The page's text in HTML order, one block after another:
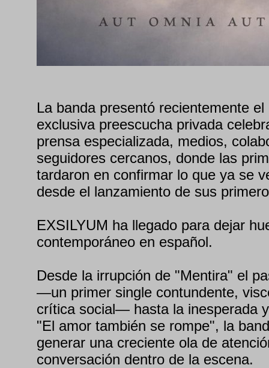
La banda presentó recientemente
exclusiva preescucha privada
prensa especializada, medios,
seguidores cercanos, donde las
tardaron en confirmar lo que ya se
desde el lanzamiento de sus
EXSILYUM ha llegado para dejar
contemporáneo en español.
Desde la irrupción de "Mentira" el
—un primer single contundente,
crítica social— hasta la inesperada
"El amor también se rompe", la
generar una creciente ola de
conversación dentro de la escena.